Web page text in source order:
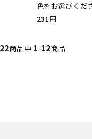
色をお選びく
231円
22商品中 1-12商品